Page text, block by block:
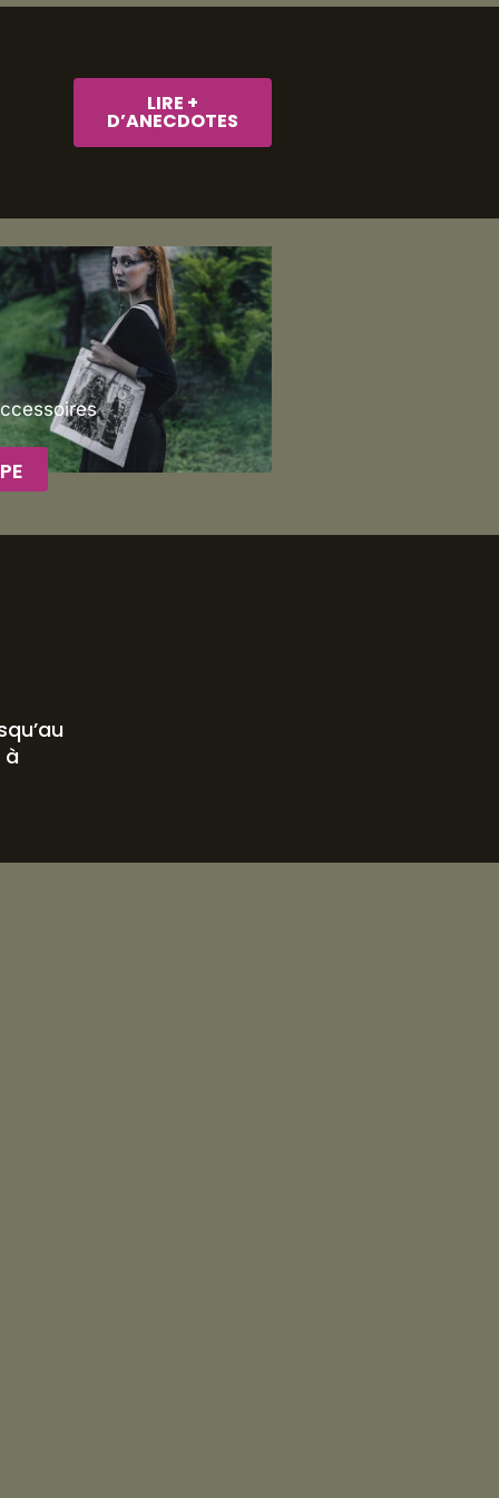
LIRE +
D’ANECDOTES
à